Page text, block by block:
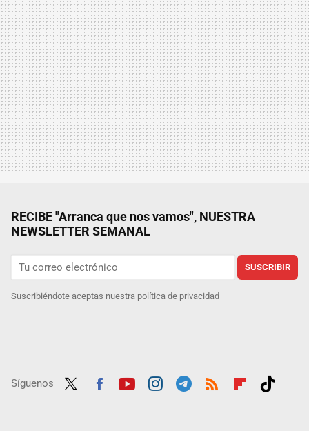
RECIBE "Arranca que nos vamos", NUESTRA
NEWSLETTER SEMANAL
SUSCRIBIR
Suscribiéndote aceptas nuestra política de privacidad
Síguenos